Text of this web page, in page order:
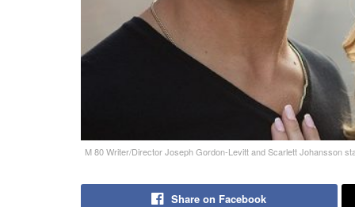
M 80 Writer/Director Joseph Gordon-Levitt and Scarlett Johansson
Share on Facebook